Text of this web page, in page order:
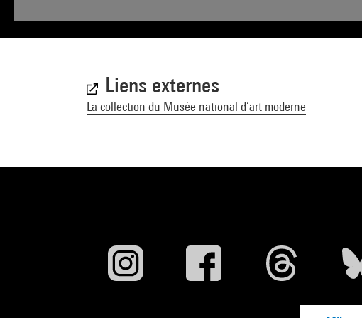
Liens externes
La collection du Musée national d’art moderne